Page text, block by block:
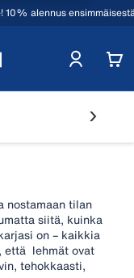
alennus
nostamaan tilan
siitä, kuinka
on – kaikkia
että lehmät ovat
tehokkaasti,